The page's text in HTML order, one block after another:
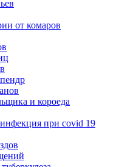
от комаров
и короеда
при covid 19